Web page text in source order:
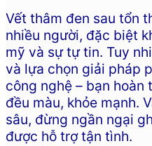
Vết thâm đen sau tổn
nhiều người, đặc biệt
mỹ và sự tự tin. Tuy
và lựa chọn giải pháp
công nghệ – bạn hoàn
đều màu, khỏe mạnh.
sâu, đừng ngần ngại
được hỗ trợ tận tình.